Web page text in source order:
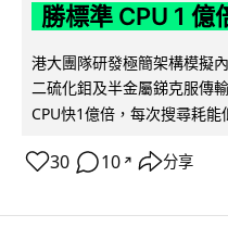
勝標準 CPU 1 億
港大團隊研發極簡架構模擬
二硫化鉬及半金屬銻克服傳
CPU快1億倍，每次搜尋耗能
30 10 ↗ 分享